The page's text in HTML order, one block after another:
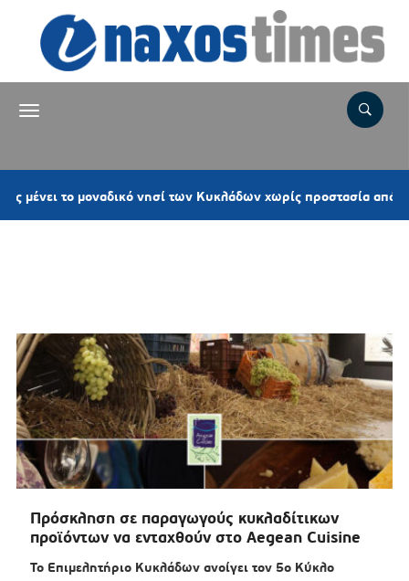
μοναδικό νησί των Κυκλάδων χωρίς προστασία από νέες
Πρόσκληση σε παραγωγούς κυκλαδίτικων
προϊόντων να ενταχθούν στο Aegean Cuisine
Το Επιμελητήριο Κυκλάδων ανοίγει τον 5ο Κύκλο